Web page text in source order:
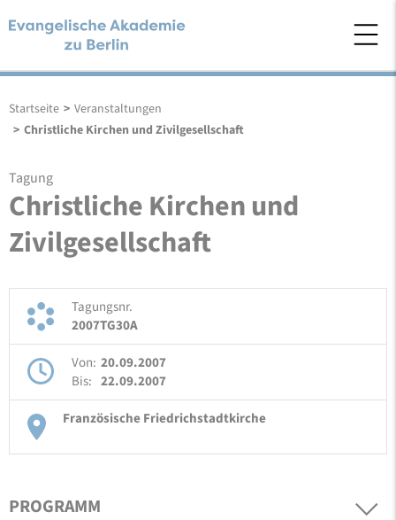
Startseite > Veranstaltungen
> Christliche Kirchen und Zivilgesellschaft
Tagung
Christliche Kirchen und
Zivilgesellschaft
Tagungsnr.
2007TG30A
Von: 20.09.2007
Bis: 22.09.2007
Französische Friedrichstadtkirche
PROGRAMM